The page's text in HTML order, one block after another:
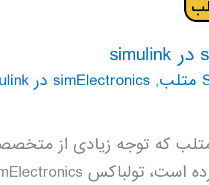
, simElectronics در Simulink
که توجه زیادی از